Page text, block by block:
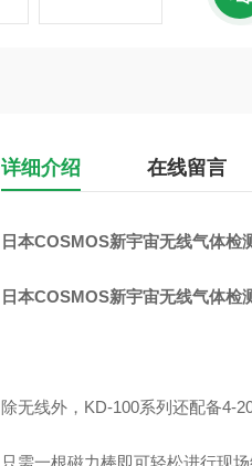
详细介绍 在线留言
日本COSMOS新宇宙无线气体检
日本COSMOS新宇宙无线气体检
除无线外，KD-100系列还配备4-
只需一根磁力棒即可轻松进行现场